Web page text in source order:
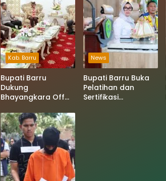
Kab. Barru
Bupati Barru
Dukung
Bhayangkara Off
Lappa Laona Siap
Sambut Ratusan
Peserta
News
Bupati Barru Buka
Pelatihan dan
Sertifikasi